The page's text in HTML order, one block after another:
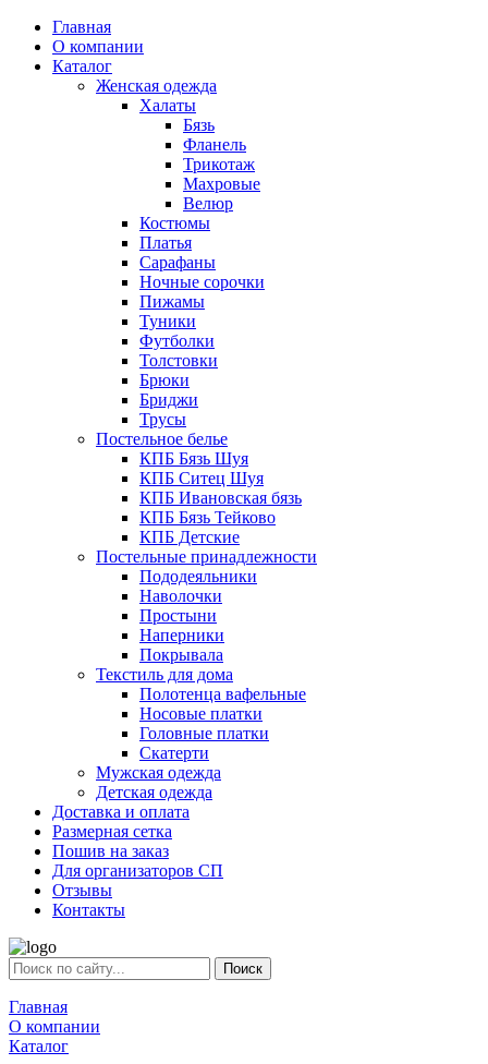
Главная
О компании
Каталог
Женская одежда
Халаты
Бязь
Фланель
Трикотаж
Махровые
Велюр
Костюмы
Платья
Сарафаны
Ночные сорочки
Пижамы
Туники
Футболки
Толстовки
Брюки
Бриджи
Трусы
Постельное белье
КПБ Бязь Шуя
КПБ Ситец Шуя
КПБ Ивановская бязь
КПБ Бязь Тейково
КПБ Детские
Постельные принадлежности
Пододеяльники
Наволочки
Простыни
Наперники
Покрывала
Текстиль для дома
Полотенца вафельные
Носовые платки
Головные платки
Скатерти
Мужская одежда
Детская одежда
Доставка и оплата
Размерная сетка
Пошив на заказ
Для организаторов СП
Отзывы
Контакты
Главная
О компании
Каталог